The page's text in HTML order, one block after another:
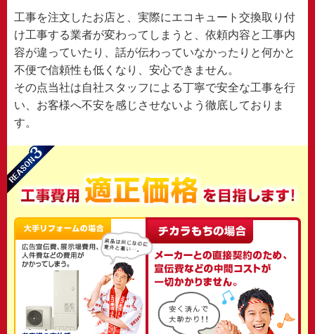
工事を注文したお店と、実際にエコキュート交換取り付
け工事する業者が変わってしまうと、依頼内容と工事内
容が違っていたり、話が伝わっていなかったりと何かと
不便で信頼性も低くなり、安心できません。
その点当社は自社スタッフによる丁寧で安全な工事を行
い、お客様へ不安を感じさせないよう徹底しておりま
す。